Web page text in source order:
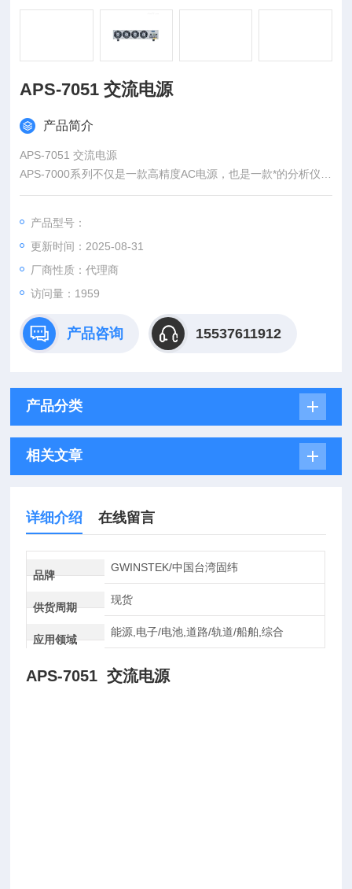
APS-7051 交流电源
产品简介
APS-7051 交流电源
APS-7000系列不仅是一款高精度AC电源，也是一款*的分析仪，
它丰富的特点适用于电源、电气设备、元件和模组的测试和特性
出。使用任意波和电压或频率扫描能够创建序列。实时监测电
压、电流、功率、频率、负载功率因数和负载峰值因数。所有参
数、数值以及测量结果都可以同时显示在4.3''的TFT-LCD屏幕
上。
产品型号：
更新时间：2025-08-31
厂商性质：代理商
访问量：1959
产品咨询 15537611912
产品分类
相关文章
详细介绍 在线留言
品牌
GWINSTEK/中国台湾固纬
供货周期
现货
应用领域
能源,电子/电池,道路/轨道/船舶,综合
APS-7051 交流电源